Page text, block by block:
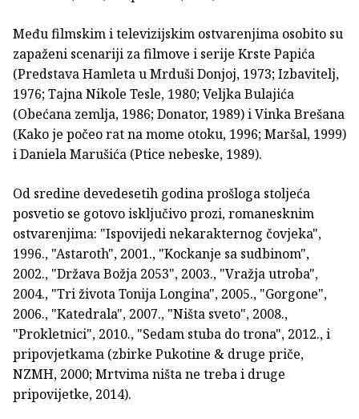
Među filmskim i televizijskim ostvarenjima osobito su
zapaženi scenariji za filmove i serije Krste Papića
(Predstava Hamleta u Mrduši Donjoj, 1973; Izbavitelj,
1976; Tajna Nikole Tesle, 1980; Veljka Bulajića
(Obećana zemlja, 1986; Donator, 1989) i Vinka Brešana
(Kako je počeo rat na mome otoku, 1996; Maršal, 1999)
i Daniela Marušića (Ptice nebeske, 1989).
Od sredine devedesetih godina prošloga stoljeća
posvetio se gotovo isključivo prozi, romanesknim
ostvarenjima: "Ispovijedi nekarakternog čovjeka",
1996., "Astaroth", 2001., "Kockanje sa sudbinom",
2002., "Država Božja 2053", 2003., "Vražja utroba",
2004., "Tri života Tonija Longina", 2005., "Gorgone",
2006., "Katedrala", 2007., "Ništa sveto", 2008.,
"Prokletnici", 2010., "Sedam stuba do trona", 2012., i
pripovjetkama (zbirke Pukotine & druge priče,
NZMH, 2000; Mrtvima ništa ne treba i druge
pripovijetke, 2014).